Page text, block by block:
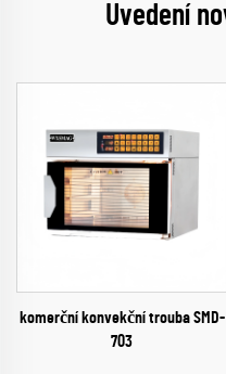
Uvedení
komerční konvekční trouba SMD-
703